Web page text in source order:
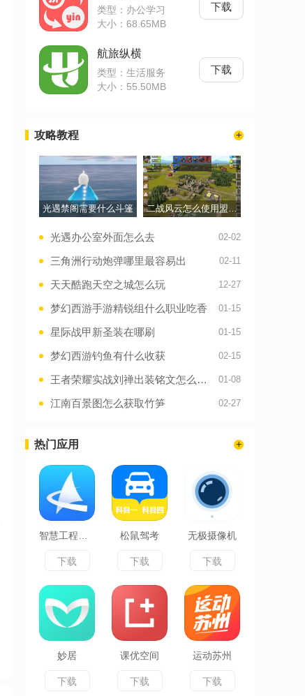
类型：办公学习
大小：68.65MB
下载
航旅纵横
类型：生活服务
大小：55.50MB
下载
攻略教程
光遇禁阁需要什么斗篷 二战风云怎么使用盟友驻军
光遇办公室外面怎么去 02-02
三角洲行动炮弹哪里最容易出 02-11
天天酷跑天空之城怎么玩 12-27
梦幻西游手游精锐组什么职业吃香 01-15
星际战甲新圣装在哪刷 01-15
梦幻西游钓鱼有什么收获 02-15
王者荣耀实战刘禅出装铭文怎么搭配 01-08
江南百景图怎么获取竹笋 02-27
热门应用
下载
松鼠驾考
下载
无极摄像机
下载
妙居
下载
课优空间
下载
运动苏州
下载